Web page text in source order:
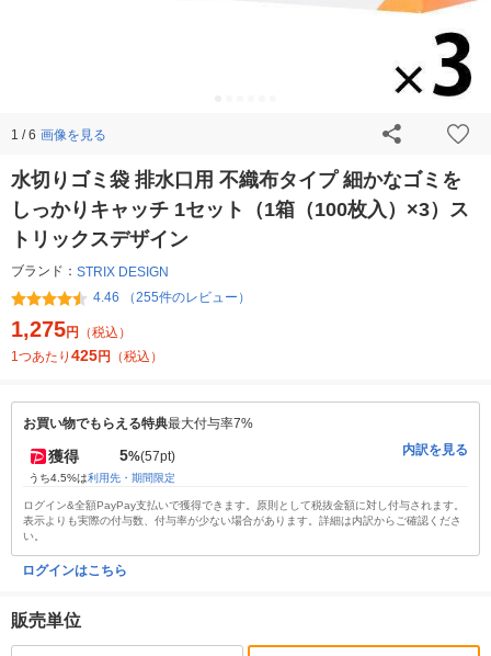
1 / 6 画像を見る
水切りゴミ袋 排水口用 不織布タイプ 細かなゴミを
しっかりキャッチ 1セット（1箱（100枚入）×3）ス
トリックスデザイン
ブランド： STRIX DESIGN
4.46 （255件のレビュー）
1,275円
（税込）
1つあたり 425円 （税込）
お買い物でもらえる特典最大付与率7%
獲得 5%(57pt)
うち4.5%は利用先・期間限定
内訳を見る
ログイン&全額PayPay支払いで獲得できます。原則として税抜金額に対し付与されます。
表示よりも実際の付与数、付与率が少ない場合があります。詳細は内訳からご確認くださ
い。
ログインはこちら
販売単位